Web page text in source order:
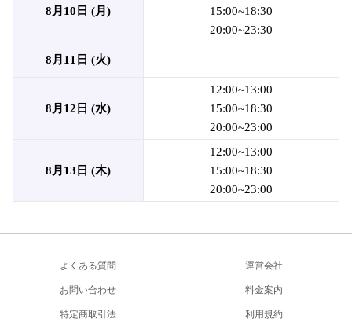
8月10日 (月)
15:00~18:30
20:00~23:30
8月11日 (火)
8月12日 (水)
12:00~13:00
15:00~18:30
20:00~23:00
8月13日 (木)
12:00~13:00
15:00~18:30
20:00~23:00
よくある質問
運営会社
お問い合わせ
料金案内
特定商取引法
利用規約